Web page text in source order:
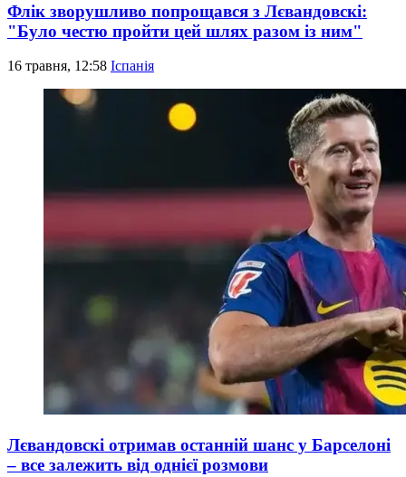
Флік зворушливо попрощався з Лєвандовскі:
"Було честю пройти цей шлях разом із ним"
16 травня, 12:58 Іспанія
Лєвандовскі отримав останній шанс у Барселоні
– все залежить від однієї розмови